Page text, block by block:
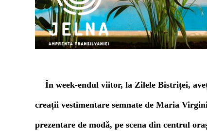
În week-endul viitor, la Zilele Bistriței,
creații vestimentare semnate de Maria
prezentare de modă, pe scena din centrul